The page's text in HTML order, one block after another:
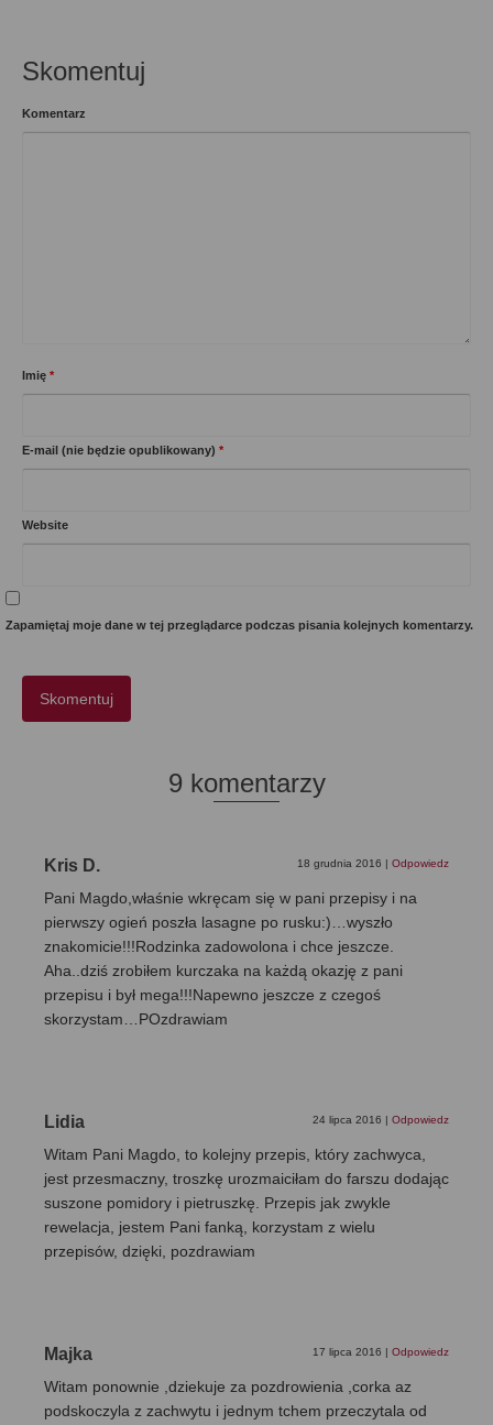
Skomentuj
Komentarz
Imię *
E-mail (nie będzie opublikowany) *
Website
Zapamiętaj moje dane w tej przeglądarce podczas pisania kolejnych komentarzy.
9 komentarzy
Kris D. 18 grudnia 2016 | Odpowiedz
Pani Magdo,właśnie wkręcam się w pani przepisy i na
pierwszy ogień poszła lasagne po rusku:)…wyszło
znakomicie!!!Rodzinka zadowolona i chce jeszcze.
Aha..dziś zrobiłem kurczaka na każdą okazję z pani
przepisu i był mega!!!Napewno jeszcze z czegoś
skorzystam…POzdrawiam
Lidia 24 lipca 2016 | Odpowiedz
Witam Pani Magdo, to kolejny przepis, który zachwyca,
jest przesmaczny, troszkę urozmaiciłam do farszu dodając
suszone pomidory i pietruszkę. Przepis jak zwykle
rewelacja, jestem Pani fanką, korzystam z wielu
przepisów, dzięki, pozdrawiam
Majka 17 lipca 2016 | Odpowiedz
Witam ponownie ,dziekuje za pozdrowienia ,corka az
podskoczyla z zachwytu i jednym tchem przeczytala od